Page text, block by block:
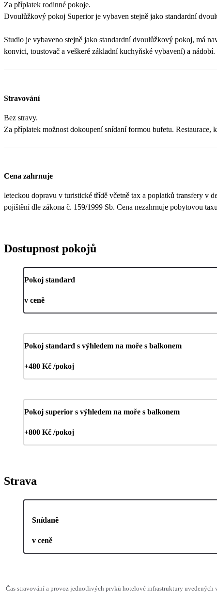
Za příplatek rodinné pokoje.
Dvoulůžkový pokoj Superior je vybaven stejně jako standardní
Studio je vybaveno stejně jako standardní dvoulůžkový pokoj, má
konvici, toustovač a veškeré základní kuchyňské vybavení) a nádobí.
Stravování
Bez stravy.
Za příplatek možnost dokoupení snídaní formou bufetu. Restaurace,
Cena zahrnuje
leteckou dopravu v turistické třídě včetně tax a poplatků transfery v
pojištění dle zákona č. 159/1999 Sb. Cena nezahrnuje pobytovou
Dostupnost pokojů
Pokoj standard
v ceně
Pokoj standard s výhledem na moře s balkonem
+480 Kč /pokoj
Pokoj superior s výhledem na moře s balkonem
+800 Kč /pokoj
Strava
Snídaně
v ceně
Čas stravování a provoz jednotlivých prvků hotelové infrastruktury uvedených